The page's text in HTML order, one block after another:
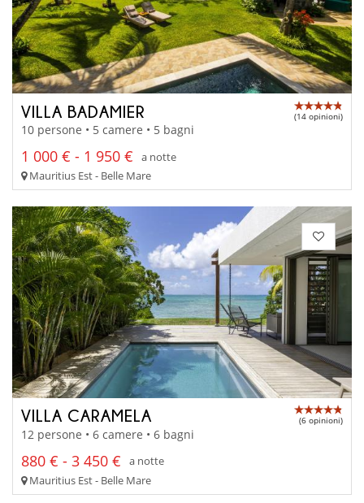
VILLA BADAMIER (14 opinioni)
10 persone • 5 camere • 5 bagni
1 000 € - 1 950 €
a notte
Mauritius Est - Belle Mare
VILLA CARAMELA (6 opinioni)
12 persone • 6 camere • 6 bagni
880 € - 3 450 €
a notte
Mauritius Est - Belle Mare